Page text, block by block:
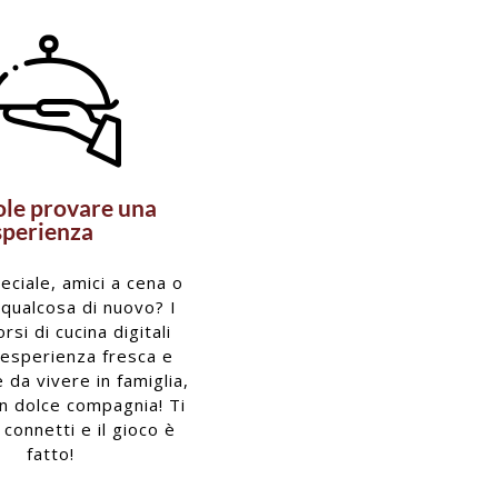
provare una
amici a cena o
di nuovo? I
di cucina digitali
fresca e
vivere in famiglia,
dolce compagnia! Ti
e il gioco è
fatto!